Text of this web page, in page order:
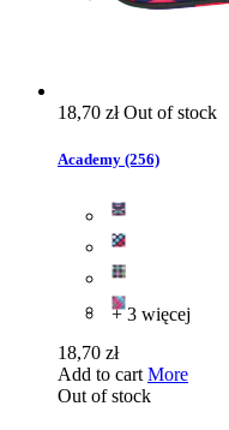
18,70 złOut of stock
Academy (256)
+ 3 więcej
18,70 zł
Add to cart More
Out of stock